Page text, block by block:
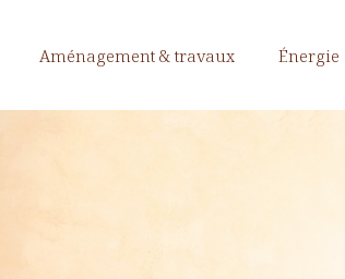
Aménagement & travaux Énergie